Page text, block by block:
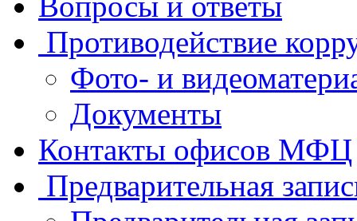
Противодействие
Фото- и
Документы
Контакты офисов МФЦ
Предварительная